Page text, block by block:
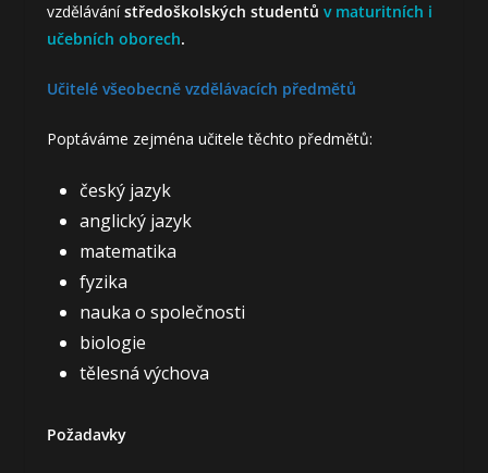
vzdělávánístředoškolských studentů v maturitních i
učebních oborech.
Učitelé všeobecně vzdělávacích předmětů
Poptáváme zejména učitele těchto předmětů:
český jazyk
anglický jazyk
matematika
fyzika
nauka o společnosti
biologie
tělesná výchova
Požadavky